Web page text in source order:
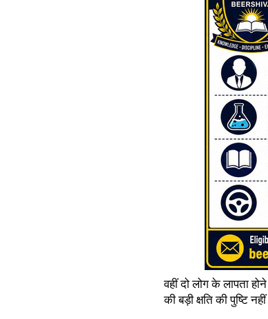
वहीं दो लोग के लापता
की बड़ी क्षति की पुष्टि